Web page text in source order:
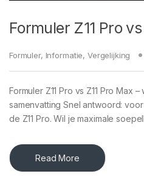
Formuler Z11 Pro
Formuler, Informatie, Vergelijking
Formuler Z11 Pro vs Z11 Pro Max
samenvatting Snel antwoord:
de Z11 Pro. Wil je maximale
Read More